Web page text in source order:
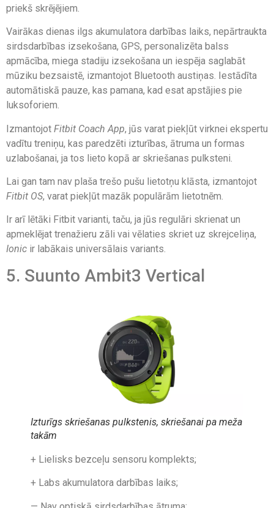
priekš skrējējiem.
Vairākas dienas ilgs akumulatora darbības laiks, nepārtraukta
sirdsdarbības izsekošana, GPS, personalizēta balss
apmācība, miega stadiju izsekošana un iespēja saglabāt
mūziku bezsaistē, izmantojot Bluetooth austiņas. Iestādīta
automātiskā pauze, kas pamana, kad esat apstājies pie
luksoforiem.
Izmantojot Fitbit Coach App, jūs varat piekļūt virknei ekspertu
vadītu treniņu, kas paredzēti izturības, ātruma un formas
uzlabošanai, ja tos lieto kopā ar skriešanas pulksteni.
Lai gan tam nav plaša trešo pušu lietotņu klāsta, izmantojot
Fitbit OS, varat piekļūt mazāk populārām lietotnēm.
Ir arī lētāki Fitbit varianti, taču, ja jūs regulāri skrienat un
apmeklējat trenažieru zāli vai vēlaties skriet uz skrejceliņa,
Ionic ir labākais universālais variants.
5. Suunto Ambit3 Vertical
Izturīgs skriešanas pulkstenis, skriešanai pa meža
takām
+ Lielisks bezceļu sensoru komplekts;
+ Labs akumulatora darbības laiks;